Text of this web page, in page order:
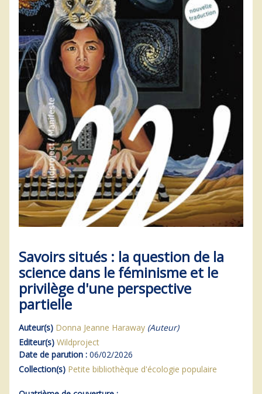
Savoirs situés : la question de la
science dans le féminisme et le
privilège d'une perspective
partielle
Auteur(s) Donna Jeanne Haraway (Auteur)
Editeur(s) Wildproject
Date de parution : 06/02/2026
Collection(s) Petite bibliothèque d'écologie populaire